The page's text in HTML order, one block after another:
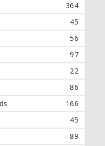
364
45
56
97
22
86
166
45
89